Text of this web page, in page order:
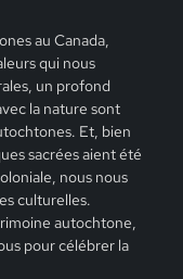
au Canada,
qui nous
un profond
la nature sont
Et, bien
sacrées aient été
nous nous
culturelles.
autochtone,
pour célébrer la